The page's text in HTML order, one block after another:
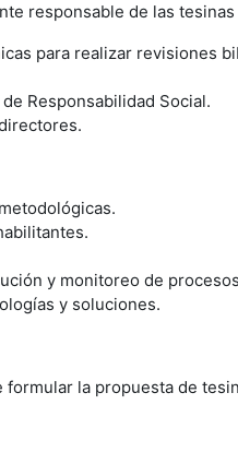
responsable de las
para realizar revisiones
Responsabilidad Social.
y monitoreo de
y soluciones.
la propuesta de